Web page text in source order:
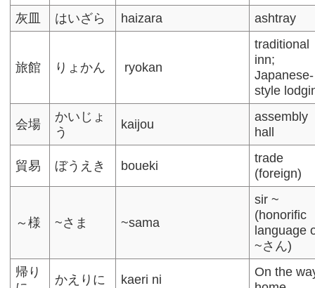
灰皿
はいざら haizara ashtray
旅館 りょかん ryokan
traditional
inn;
Japanese-
style
会場
かいじょ
う
kaijou
assembly
hall
貿易 ぼうえき boueki
trade
(foreign)
～様 ~さま ~sama
sir ~
(honorific
language
~さん)
帰り
かえりに kaeri ni
On the